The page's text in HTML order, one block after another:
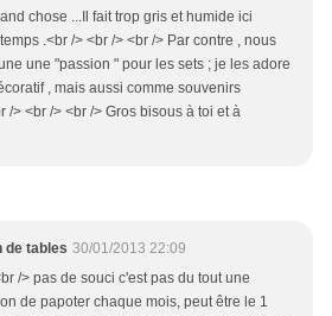
chose ...Il fait trop gris et humide ici
.<br /> <br /> <br /> Par contre , nous
une "passion " pour les sets ; je les adore
, mais aussi comme souvenirs
/> <br /> <br /> Gros bisous à toi et à
de tables 30/01/2013 22:09
/> pas de souci c'est pas du tout une
de papoter chaque mois, peut être le 1